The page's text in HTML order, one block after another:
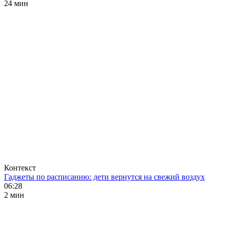
24 мин
Контекст
Гаджеты по расписанию: дети вернутся на свежий воздух
06:28
2 мин